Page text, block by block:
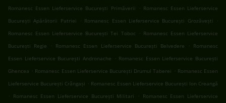
Romanesc Essen Lieferservice București Primăverii
. Romanesc Essen Lieferservice
București Apărătorii Patriei
. Romanesc Essen Lieferservice București Grozăvești
.
Romanesc Essen Lieferservice București Tei Toboc
. Romanesc Essen Lieferservice
București Regie
. Romanesc Essen Lieferservice București Belvedere . Romanesc
Essen Lieferservice București Andronache
. Romanesc Essen Lieferservice București
Ghencea . Romanesc Essen Lieferservice București Drumul Taberei . Romanesc Essen
Lieferservice București Crângași . Romanesc Essen Lieferservice București Ion Creangă
. Romanesc Essen Lieferservice București Militari . Romanesc Essen Lieferservice